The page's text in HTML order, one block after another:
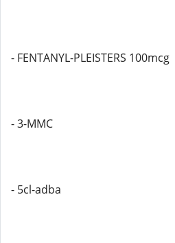
- FENTANYL-PLEISTERS 100mcg
- 3-MMC
- 5cl-adba